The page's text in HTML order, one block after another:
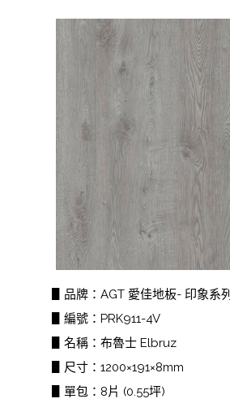
▋品牌：AGT 愛佳地板- 印象系列
▋編號：PRK911-4V
▋名稱：布魯士 Elbruz
▋尺寸：1200×191×8mm
▋單包：8片 (0.55坪)